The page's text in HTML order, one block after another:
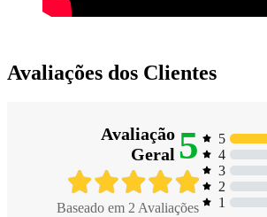
Avaliações dos Clientes
Avaliação
Geral 5
Baseado em 2 Avaliações
5
4
3
2
1